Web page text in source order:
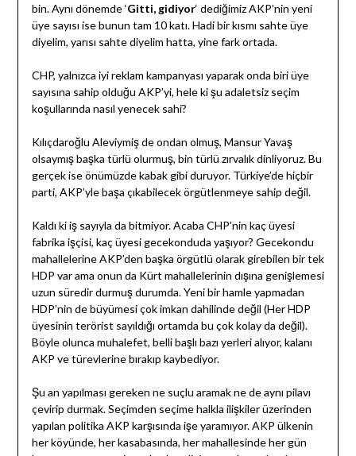
bin. Aynı dönemde ‘Gitti, gidiyor‘ dediğimiz AKP’nin yeni
üye sayısı ise bunun tam 10 katı. Hadi bir kısmı sahte üye
diyelim, yarısı sahte diyelim hatta, yine fark ortada.
CHP, yalnızca iyi reklam kampanyası yaparak onda biri üye
sayısına sahip olduğu AKP’yi, hele ki şu adaletsiz seçim
koşullarında nasıl yenecek sahi?
Kılıçdaroğlu Aleviymiş de ondan olmuş, Mansur Yavaş
olsaymış başka türlü olurmuş, bin türlü zırvalık dinliyoruz. Bu
gerçek ise önümüzde kabak gibi duruyor. Türkiye’de hiçbir
parti, AKP’yle başa çıkabilecek örgütlenmeye sahip değil.
Kaldı ki iş sayıyla da bitmiyor. Acaba CHP’nin kaç üyesi
fabrika işçisi, kaç üyesi gecekonduda yaşıyor? Gecekondu
mahallelerine AKP’den başka örgütlü olarak girebilen bir tek
HDP var ama onun da Kürt mahallelerinin dışına genişlemesi
uzun süredir durmuş durumda. Yeni bir hamle yapmadan
HDP’nin de büyümesi çok imkan dahilinde değil (Her HDP
üyesinin terörist sayıldığı ortamda bu çok kolay da değil).
Böyle olunca muhalefet, belli başlı bazı yerleri alıyor, kalanı
AKP ve türevlerine bırakıp kaybediyor.
Şu an yapılması gereken ne suçlu aramak ne de aynı pilavı
çevirip durmak. Seçimden seçime halkla ilişkiler üzerinden
yapılan politika AKP karşısında işe yaramıyor. AKP ülkenin
her köyünde, her kasabasında, her mahallesinde her gün